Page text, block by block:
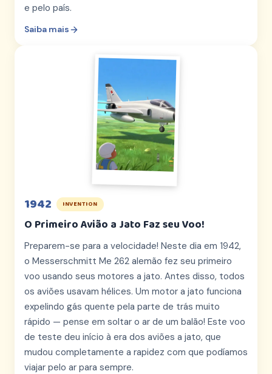
e pelo país.
Saiba mais
1942 INVENTION
O Primeiro Avião a Jato Faz seu Voo!
Preparem-se para a velocidade! Neste dia em 1942,
o Messerschmitt Me 262 alemão fez seu primeiro
voo usando seus motores a jato. Antes disso, todos
os aviões usavam hélices. Um motor a jato funciona
expelindo gás quente pela parte de trás muito
rápido — pense em soltar o ar de um balão! Este voo
de teste deu início à era dos aviões a jato, que
mudou completamente a rapidez com que podíamos
viajar pelo ar para sempre.